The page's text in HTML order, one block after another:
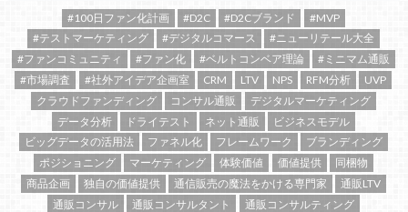
#100日ファン化計画 #D2C #D2Cブランド
#MVP
#テストマーケティング
#デジタルコマース
#ニューリテール大全
#ファンコミュニティ
#ファン化 #ベルトコンベア理論
#ミニマム通販
#市場調査
#社外アイデア企画室 CRM LTV NPS RFM分析
UVP
クラウドファンディング
コンサル通販
デジタルマーケティング
データ分析
ドライテスト ネット通販
ビジネスモデル
ビッグデータの活用法
ファネル化 フレームワーク
ブランディング
ポジショニング
マーケティング 体験価値 価値提供
同梱物
商品企画
独自の価値提供 通信販売の魔法をかける専門家
通販LTV
通販コンサル
通販コンサルタント
通販コンサルティング